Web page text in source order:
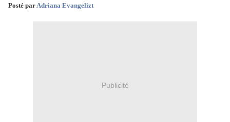
Posté parAdriana Evangelizt
Publicité